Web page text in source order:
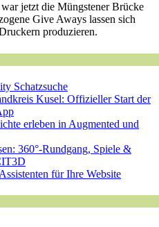
jetzt die Müngstener Brücke
Give Aways lassen sich
produzieren.
Schatzsuche
Kusel: Offizieller Start der
erleben in Augmented und
360°-Rundgang, Spiele &
für Ihre Website